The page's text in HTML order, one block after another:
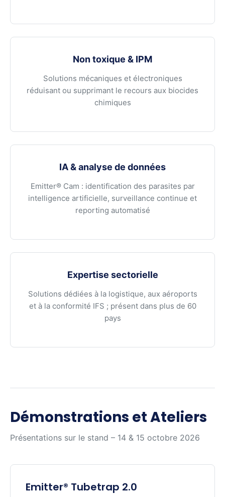
Non toxique & IPM
Solutions mécaniques et électroniques
réduisant ou supprimant le recours aux biocides
chimiques
IA & analyse de données
Emitter® Cam : identification des parasites par
intelligence artificielle, surveillance continue et
reporting automatisé
Expertise sectorielle
Solutions dédiées à la logistique, aux aéroports
et à la conformité IFS ; présent dans plus de 60
pays
Démonstrations et Ateliers
Présentations sur le stand – 14 & 15 octobre 2026
Emitter® Tubetrap 2.0